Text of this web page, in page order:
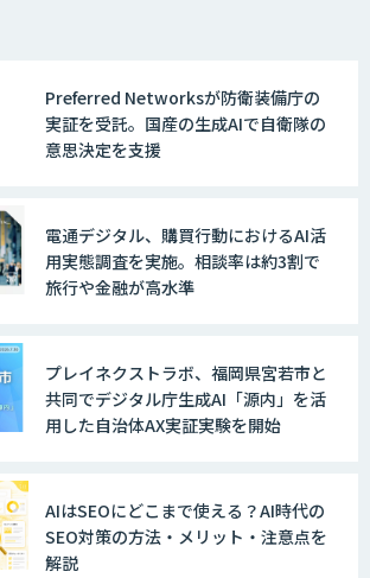
Preferred Networksが防衛装備庁の
実証を受託。国産の生成AIで自衛隊の
意思決定を支援
電通デジタル、購買行動におけるAI活
用実態調査を実施。相談率は約3割で
旅行や金融が高水準
プレイネクストラボ、福岡県宮若市と
共同でデジタル庁生成AI「源内」を活
用した自治体AX実証実験を開始
AIはSEOにどこまで使える？AI時代の
SEO対策の方法・メリット・注意点を
解説